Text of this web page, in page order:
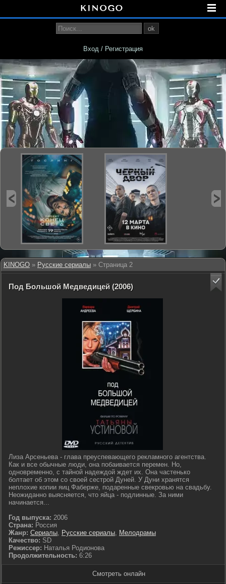
KINOGO » Русские сериалы » Страница 2
Под Большой Медведицей (2006)
Лиза Арсеньева - глава преуспевающего рекламного агентства.
Как и все обычные люди, она побаивается перемен. Но,
одновременно, с тайной надеждой ждет их. Она частенько
болтает об этом со своей сестрой Дуней. У Дуни хранятся
неплохие копии яиц Фаберже, подаренные свекровью на свадьбу.
Неожиданно выясняется, что яйца - подлинные. За ними
начинается...
Год выпуска: 2006
Страна: Россия
Жанр: Сериалы, Русские сериалы, Мелодрамы
Качество: SD
Режиссер: Наталья Родионова
Продолжительность: 6:26
Смотреть онлайн
ok
Вход / Регистрация